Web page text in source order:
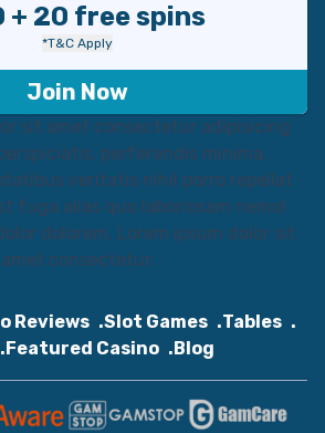
+ 20 free spins
*T&C Apply
Join Now
sit amet consectetur adipisicing
perferendis minima,
veritatis nihil porro repellat
fuga alias quo laboriosam nemo!
dolorem. Lorem ipsum dolor sit
amet consectetur.
Reviews Slot Games
Tables
Featured Casino Blog